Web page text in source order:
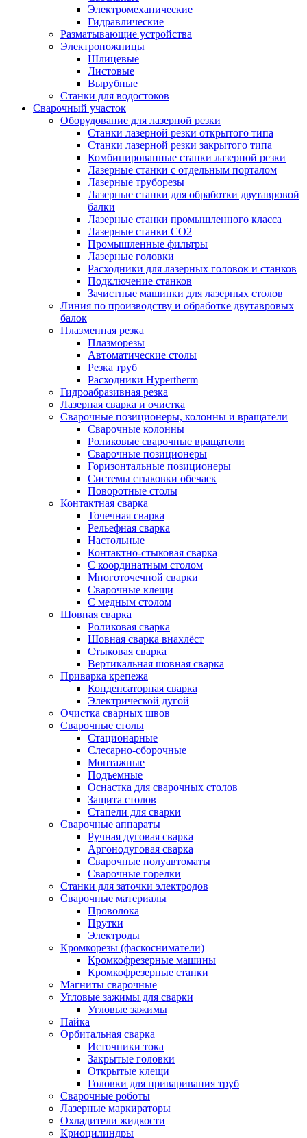
Электромеханические
Гидравлические
Разматывающие устройства
Электроножницы
Шлицевые
Листовые
Вырубные
Станки для водостоков
Сварочный участок
Оборудование для лазерной резки
Станки лазерной резки открытого типа
Станки лазерной резки закрытого типа
Комбинированные станки лазерной резки
Лазерные станки с отдельным порталом
Лазерные труборезы
Лазерные станки для обработки двутавровой
балки
Лазерные станки промышленного класса
Лазерные станки CO2
Промышленные фильтры
Лазерные головки
Расходники для лазерных головок и станков
Подключение станков
Зачистные машинки для лазерных столов
Линия по производству и обработке двутавровых
балок
Плазменная резка
Плазморезы
Автоматические столы
Резка труб
Расходники Hypertherm
Гидроабразивная резка
Лазерная сварка и очистка
Сварочные позиционеры, колонны и вращатели
Сварочные колонны
Роликовые сварочные вращатели
Сварочные позиционеры
Горизонтальные позиционеры
Системы стыковки обечаек
Поворотные столы
Контактная сварка
Точечная сварка
Рельефная сварка
Настольные
Контактно-стыковая сварка
С координатным столом
Многоточечной сварки
Сварочные клещи
С медным столом
Шовная сварка
Роликовая сварка
Шовная сварка внахлёст
Стыковая сварка
Вертикальная шовная сварка
Приварка крепежа
Конденсаторная сварка
Электрической дугой
Очистка сварных швов
Сварочные столы
Стационарные
Слесарно-сборочные
Монтажные
Подъемные
Оснастка для сварочных столов
Защита столов
Стапели для сварки
Сварочные аппараты
Ручная дуговая сварка
Аргонодуговая сварка
Сварочные полуавтоматы
Сварочные горелки
Станки для заточки электродов
Сварочные материалы
Проволока
Прутки
Электроды
Кромкорезы (фаскосниматели)
Кромкофрезерные машины
Кромкофрезерные станки
Магниты сварочные
Угловые зажимы для сварки
Угловые зажимы
Пайка
Орбитальная сварка
Источники тока
Закрытые головки
Открытые клещи
Головки для приваривания труб
Сварочные роботы
Лазерные маркираторы
Охладители жидкости
Криоцилиндры